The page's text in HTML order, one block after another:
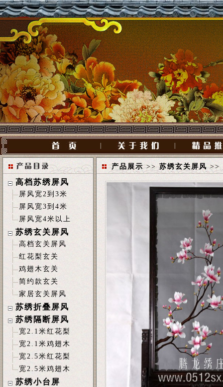
高档苏绣屏风
屏风宽2到3米
屏风宽3到4米
屏风宽4米以上
苏绣玄关屏风
高档玄关屏风
红花梨玄关
鸡翅木玄关
简约款玄关
家居玄关屏风
苏绣折叠屏风
苏绣隔断屏风
宽2.1米红花梨
宽2.1米鸡翅木
宽2.5米红花梨
宽2.5米鸡翅木
苏绣小台屏
产品展示>>苏绣玄关屏风>>